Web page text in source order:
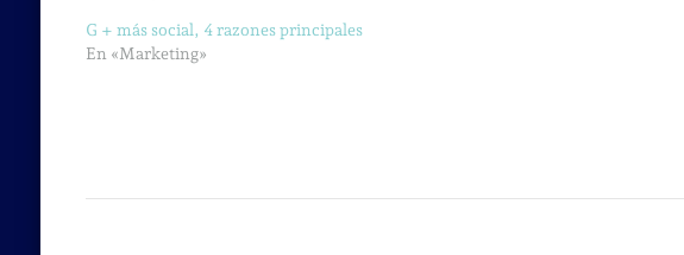
G + más social, 4 razones principales
En «Marketing»